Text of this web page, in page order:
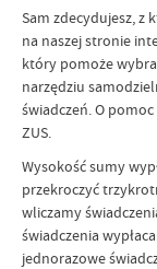
Sam zdecydujesz, z
na naszej stronie
który pomoże
narzędziu
świadczeń. O
ZUS.
Wysokość sumy
przekroczyć
wliczamy
świadczenia
jednorazowe